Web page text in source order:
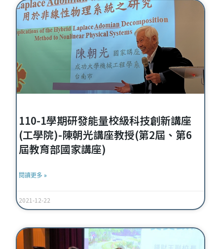
110-1學期研發能量校級科技創新講座
(工學院)-陳朝光講座教授(第2屆、第6
屆教育部國家講座)
閱讀更多 »
2021-12-22